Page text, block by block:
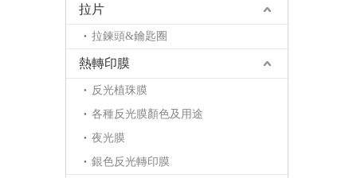
拉片
拉鍊頭&鑰匙圈
熱轉印膜
反光植珠膜
各種反光膜顏色及用途
夜光膜
銀色反光轉印膜